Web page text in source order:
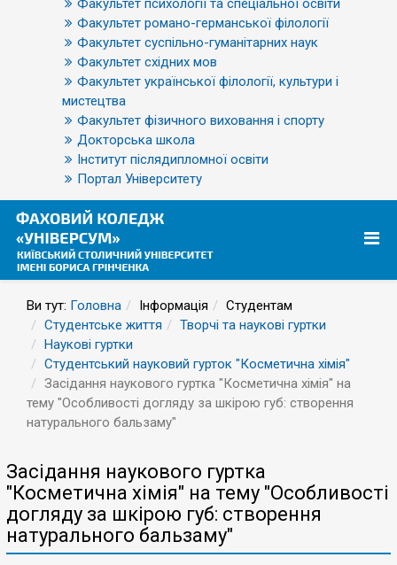
Факультет психології та спеціальної освіти
Факультет романо-германської філології
Факультет суспільно-гуманітарних наук
Факультет східних мов
Факультет української філології, культури і
мистецтва
Факультет фізичного виховання і спорту
Докторська школа
Інститут післядипломної освіти
Портал Університету
Ви тут: Головна Інформація
Студентам
Студентське життя
Творчі та наукові гуртки
Наукові гуртки
Студентський науковий гурток "Косметична хімія"
Засідання наукового гуртка "Косметична хімія" на
тему "Особливості догляду за шкірою губ: створення
натурального бальзаму"
Засідання наукового гуртка
"Косметична хімія" на тему "Особливості
догляду за шкірою губ: створення
натурального бальзаму"